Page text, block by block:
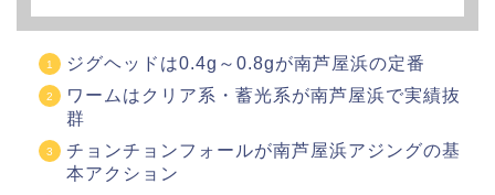
ジグヘッドは0.4g～0.8gが南芦屋浜の定番
ワームはクリア系・蓄光系が南芦屋浜で実績抜
群
チョンチョンフォールが南芦屋浜アジングの基
本アクション